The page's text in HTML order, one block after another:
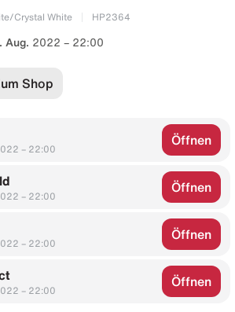
Crystal White HP2364
Aug. 2022 – 22:00
Shop
– 22:00
Öffnen
– 22:00
Öffnen
– 22:00
Öffnen
– 22:00
Öffnen